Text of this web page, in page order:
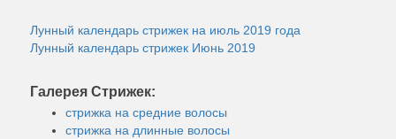
Лунный календарь стрижек на июль 2019 года
Лунный календарь стрижек Июнь 2019
Галерея Стрижек:
стрижка на средние волосы
стрижка на длинные волосы